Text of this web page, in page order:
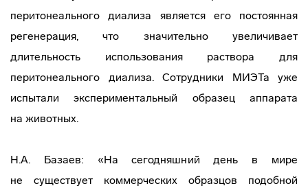
перитонеального диализа является его постоянная
регенерация, что значительно увеличивает
длительность использования раствора для
перитонеального диализа. Сотрудники МИЭТа уже
испытали экспериментальный образец аппарата
на животных.
Н.А. Базаев: «На сегодняшний день в мире
не существует коммерческих образцов подобной